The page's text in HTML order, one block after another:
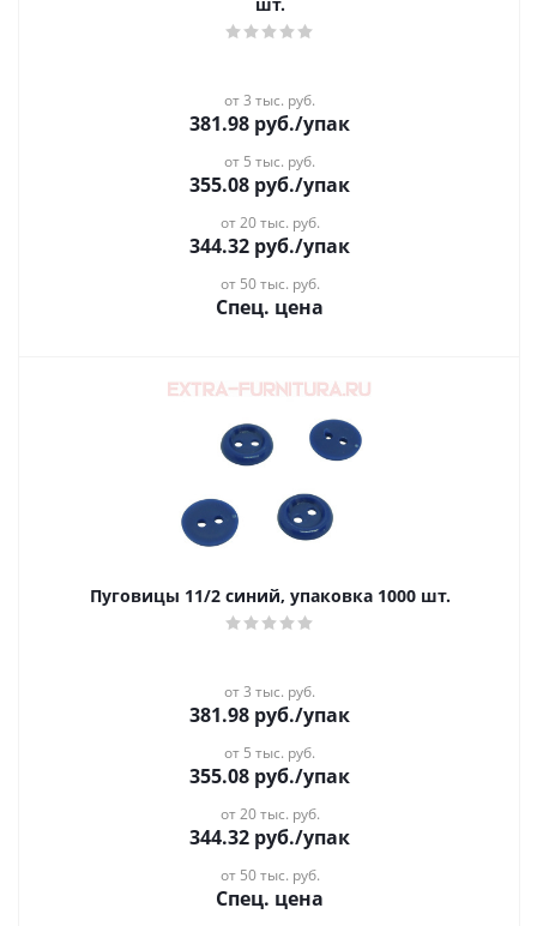
от 3 тыс. руб.
381.98 руб./упак
от 5 тыс. руб.
355.08 руб./упак
от 20 тыс. руб.
344.32 руб./упак
от 50 тыс. руб.
Спец. цена
Пуговицы 11/2 синий, упаковка 1000 шт.
от 3 тыс. руб.
381.98 руб./упак
от 5 тыс. руб.
355.08 руб./упак
от 20 тыс. руб.
344.32 руб./упак
от 50 тыс. руб.
Спец. цена